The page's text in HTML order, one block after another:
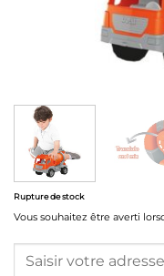
Rupture de stock
Vous souhaitez être averti